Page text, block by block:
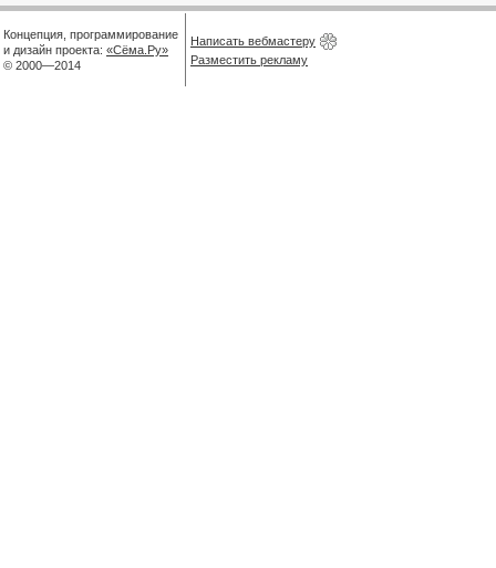
Концепция, программирование
и дизайн проекта: «Сёма.Ру»
© 2000—2014
Написать вебмастеру
Разместить рекламу